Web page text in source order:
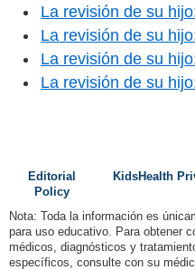
La revisión de su
La revisión de su
La revisión de su
La revisión de su
Editorial
Policy
KidsHealth
Nota: Toda la información es
para uso educativo. Para obtener
médicos, diagnósticos y
específicos, consulte con su